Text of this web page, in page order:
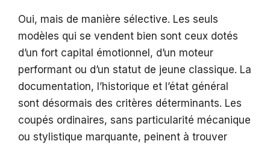
Oui, mais de manière sélective. Les seuls
modèles qui se vendent bien sont ceux dotés
d’un fort capital émotionnel, d’un moteur
performant ou d’un statut de jeune classique. La
documentation, l’historique et l’état général
sont désormais des critères déterminants. Les
coupés ordinaires, sans particularité mécanique
ou stylistique marquante, peinent à trouver